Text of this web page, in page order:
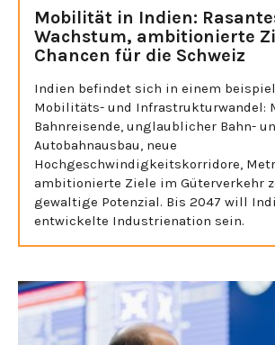
Mobilität in Indien:
Wachstum, ambitionierte
Chancen für die Schweiz
Indien befindet sich in einem
Mobilitäts- und Infrastrukturwandel:
Bahnreisende, unglaublicher Bahn-
Autobahnausbau, neue
Hochgeschwindigkeitskorridore,
ambitionierte Ziele im Güterverkehr
gewaltige Potenzial. Bis 2047 will
entwickelte Industrienation sein.